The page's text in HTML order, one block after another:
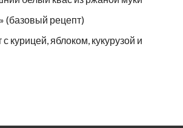
(базовый рецепт)
курицей, яблоком, кукурузой и